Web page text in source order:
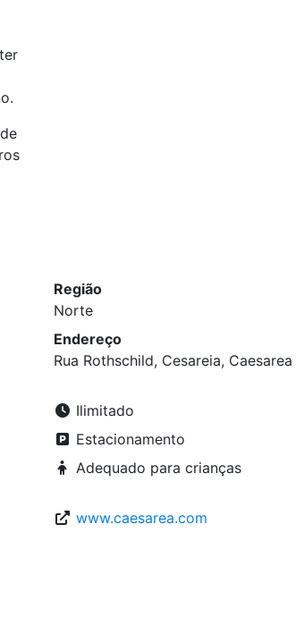
Região
Norte
Endereço
Rua Rothschild, Cesareia, Caesarea
Ilimitado
Estacionamento
Adequado para crianças
www.caesarea.com